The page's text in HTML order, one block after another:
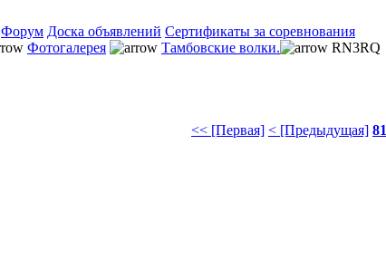
Форум Доска объявлений Сертификаты за соревнования
Фотогалерея Тамбовские волки. RN3RQ
<< [Первая] < [Предыдущая] 81